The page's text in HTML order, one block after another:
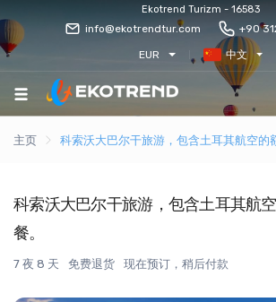
Ekotrend Turizm - 16583
info@ekotrendtur.com +90
EUR 中文
主页 科索沃大巴尔干旅游，包含土耳其航空的
科索沃大巴尔干旅游，包含土耳其航
餐。
7 夜 8 天 免费退货 现在预订，稍后付款